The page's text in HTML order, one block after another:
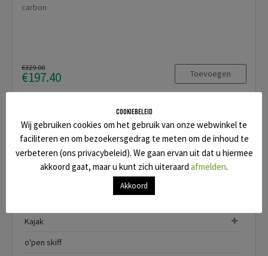
carbon
€329.00
€197.40 Toevoegen
Categorieën
Kajak
o'pen skiff
Cookiebeleid
Wij gebruiken cookies om het gebruik van onze webwinkel te
faciliteren en om bezoekersgedrag te meten om de inhoud te
verbeteren (ons privacybeleid). We gaan ervan uit dat u hiermee
akkoord gaat, maar u kunt zich uiteraard afmelden.
Akkoord